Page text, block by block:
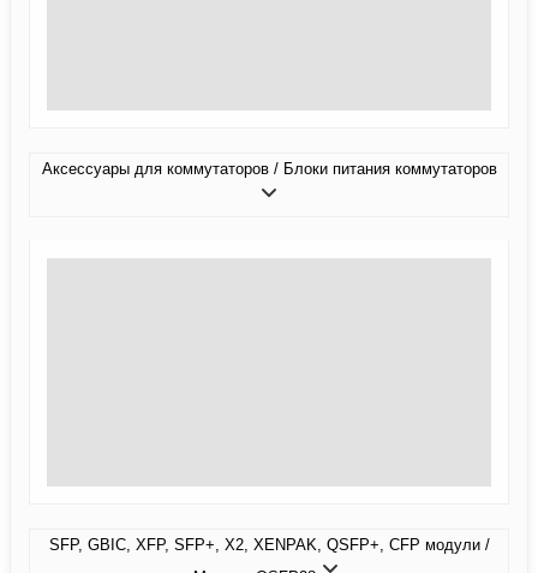
Аксессуары для коммутаторов / Блоки питания коммутаторов
SFP, GBIC, XFP, SFP+, X2, XENPAK, QSFP+, CFP модули /